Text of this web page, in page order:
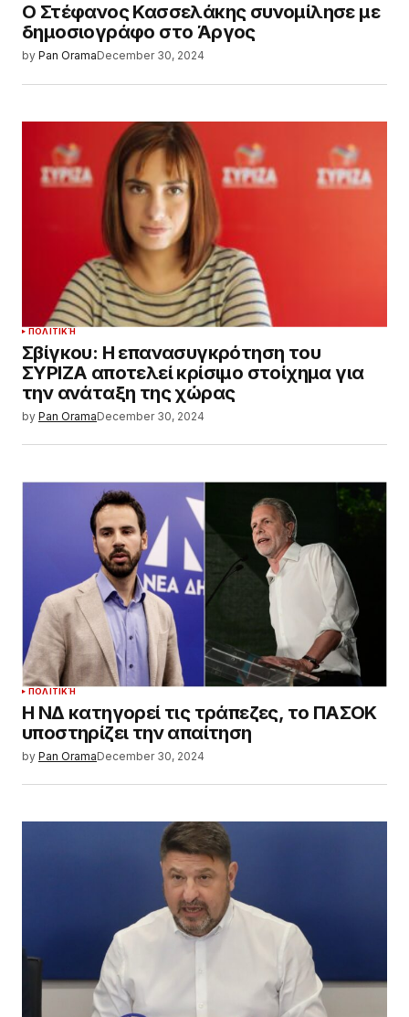
Ο Στέφανος Κασσελάκης συνομίλησε με
δημοσιογράφο στο Άργος
by Pan OramaDecember 30, 2024
ΠΟΛΙΤΙΚΉ
Σβίγκου: Η επανασυγκρότηση του
ΣΥΡΙΖΑ αποτελεί κρίσιμο στοίχημα για
την ανάταξη της χώρας
by Pan OramaDecember 30, 2024
ΠΟΛΙΤΙΚΉ
Η ΝΔ κατηγορεί τις τράπεζες, το ΠΑΣΟΚ
υποστηρίζει την απαίτηση
by Pan OramaDecember 30, 2024